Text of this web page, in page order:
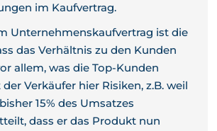
im Kaufvertrag.
Unternehmenskaufvertrag ist die
das Verhältnis zu den Kunden
allem, was die Top-Kunden
Verkäufer hier Risiken, z.B. weil
15% des Umsatzes
dass er das Produkt nun